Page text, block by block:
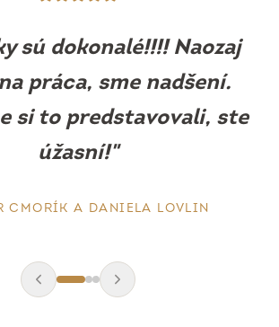
sú prekrásne, sedia ako
z nich obrovskú
radosť.
—BARBORA MLEJOVÁ